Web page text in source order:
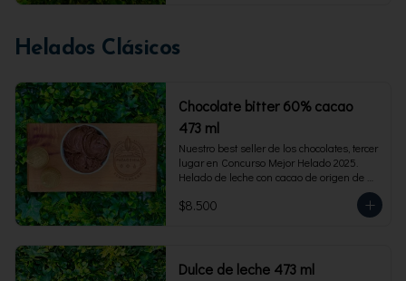
Helados Clásicos
Chocolate bitter 60% cacao
473 ml
Nuestro best seller de los chocolates, tercer
lugar en Concurso Mejor Helado 2025.
Helado de leche con cacao de origen de
intensidad al 60%. Envase familiar 473 ml,
rinde 4  porciones.
$8.500
Dulce de leche 473 ml